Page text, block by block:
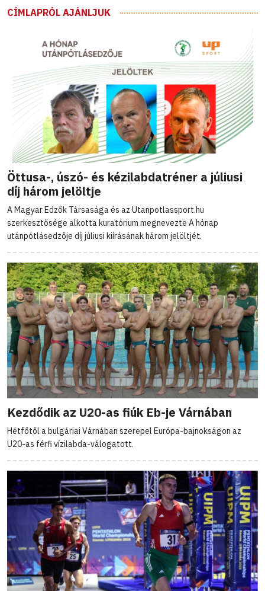
CÍMLAPRÓL AJÁNLJUK
Öttusa-, úszó- és kézilabdatréner a júliusi
díj három jelöltje
A Magyar Edzők Társasága és az Utanpotlassport.hu
szerkesztősége alkotta kuratórium megnevezte A hónap
utánpótlásedzője díj júliusi kiírásának három jelöltjét.
Kezdődik az U20-as fiúk Eb-je Várnában
Hétfőtől a bulgáriai Várnában szerepel Európa-bajnokságon az
U20-as férfi vízilabda-válogatott.